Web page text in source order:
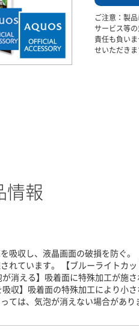
ご注意：製
サービス等
責任も負い
せいただきま
情報
吸収し、液晶画面の破損を防ぐ
れています。 【ブルーライトカ
消える】吸着面に特殊加工が施
収】吸着面の特殊加工により小
ては、気泡が消えない場合があり